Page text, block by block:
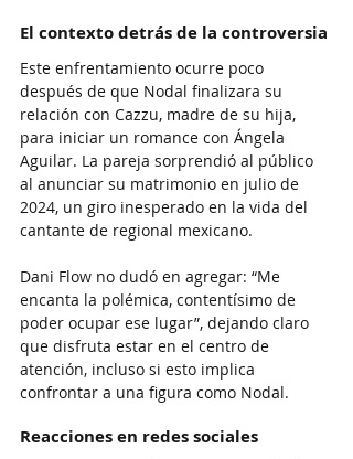
El contexto detrás de la controversia
Este enfrentamiento ocurre poco
después de que Nodal finalizara su
relación con Cazzu, madre de su hija,
para iniciar un romance con Ángela
Aguilar. La pareja sorprendió al público
al anunciar su matrimonio en julio de
2024, un giro inesperado en la vida del
cantante de regional mexicano.
Dani Flow no dudó en agregar: “Me
encanta la polémica, contentísimo de
poder ocupar ese lugar”, dejando claro
que disfruta estar en el centro de
atención, incluso si esto implica
confrontar a una figura como Nodal.
Reacciones en redes sociales